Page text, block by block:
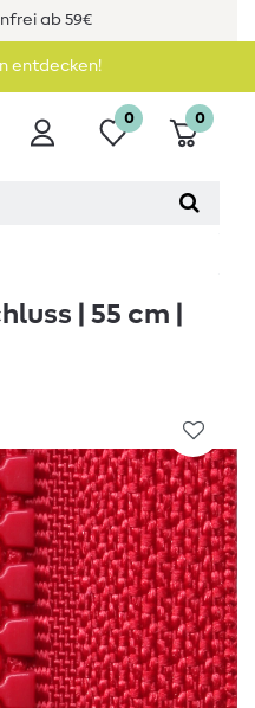
ab 59€
entdecken!
0 0
| 55 cm |